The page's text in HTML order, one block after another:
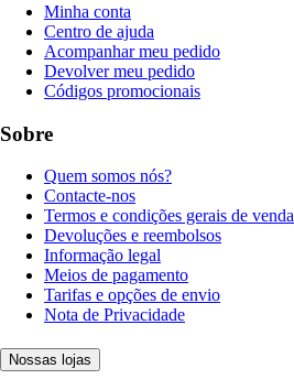
Minha conta
Centro de ajuda
Acompanhar meu pedido
Devolver meu pedido
Códigos promocionais
Sobre
Quem somos nós?
Contacte-nos
Termos e condições gerais de venda
Devoluções e reembolsos
Informação legal
Meios de pagamento
Tarifas e opções de envio
Nota de Privacidade
Nossas lojas